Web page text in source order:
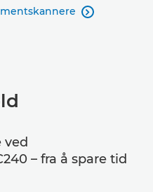

ved
– fra å spare tid